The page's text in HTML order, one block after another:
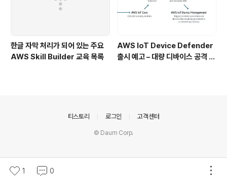
한글 자막 처리가 되어 있는 주요
AWS Skill Builder 교육 목록
AWS IoT Device Defender
출시 예고 – 대량 디바이스 공격 방
1 0
티스토리 로그인 고객센터
© Daum Corp.